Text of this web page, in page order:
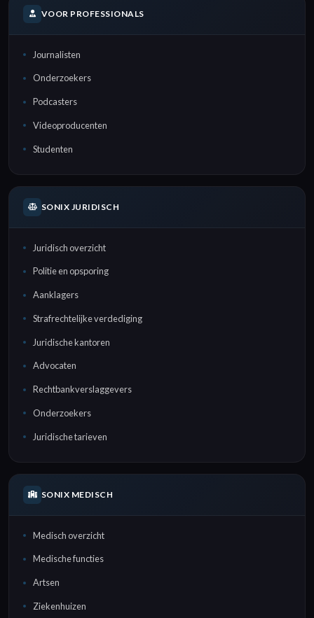
VOOR PROFESSIONALS
Journalisten
Onderzoekers
Podcasters
Videoproducenten
Studenten
SONIX JURIDISCH
Juridisch overzicht
Politie en opsporing
Aanklagers
Strafrechtelijke verdediging
Juridische kantoren
Advocaten
Rechtbankverslaggevers
Onderzoekers
Juridische tarieven
SONIX MEDISCH
Medisch overzicht
Medische functies
Artsen
Ziekenhuizen